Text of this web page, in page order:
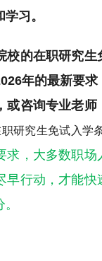
习。
的在职研究生
年的最新要
或咨询专业老师
研究生免试入学
求，大多数职场
早行动，才能快